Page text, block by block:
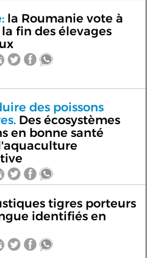
la Roumanie vote à
fin des élevages
des poissons
Des écosystèmes
en bonne santé
tigres porteurs
identifiés en